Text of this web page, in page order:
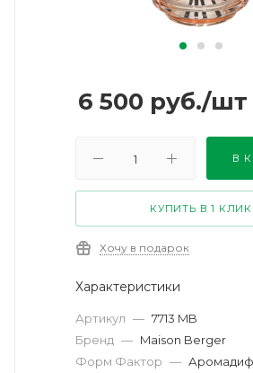
6 500 руб./шт
В
КУПИТЬ В 1 КЛИК
Хочу в подарок
Характеристики
Артикул — 7713 MB
Бренд — Maison Berger
Форм Фактор —